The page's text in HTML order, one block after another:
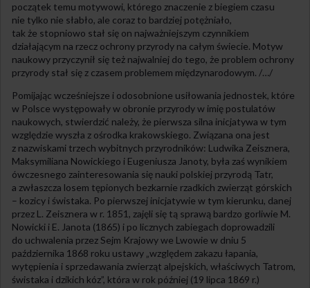
początek temu motywowi, którego znaczenie z biegiem czasu
nie tylko nie słabło, ale coraz to bardziej potężniało,
tak że stopniowo stał się on najważniejszym czynnikiem
działającym na rzecz ochrony przyrody na całym świecie. Motyw
naukowy przyczynił się też najwalniej do tego, że problem ochrony
przyrody stał się z czasem problemem międzynarodowym. /…/
Pomijając wcześniejsze i odosobnione usiłowania jednostek, które
w Polsce występowały w obronie przyrody w imię postulatów
naukowych, stwierdzić należy, że pierwsza silna inicjatywa w tym
względzie wyszła z ośrodka krakowskiego. Związana ona jest
z nazwiskami trzech wybitnych przyrodników: Ludwika Zeisznera,
Maksymiliana Nowickiego i Eugeniusza Janoty, była zaś wynikiem
ówczesnego zainteresowania się nauki polskiej przyrodą Tatr,
a zwłaszcza losem tępionych bezkarnie rzadkich zwierząt górskich
– kozicy i świstaka. Po pierwszej inicjatywie w tym kierunku, danej
przez L. Zeisznera w r. 1851, zajęli się tą sprawą bardzo gorliwie M.
Nowicki i E. Janota (1865) i po licznych zabiegach doprowadzili
do uchwalenia przez Sejm Krajowy we Lwowie w dniu 5
października 1868 roku ustawy „względem zakazu łapania,
wytępienia i sprzedawania zwierząt alpejskich, właściwych Tatrom,
świstaka i dzikich kóz”, która w rok później (19 lipca 1869 r.)